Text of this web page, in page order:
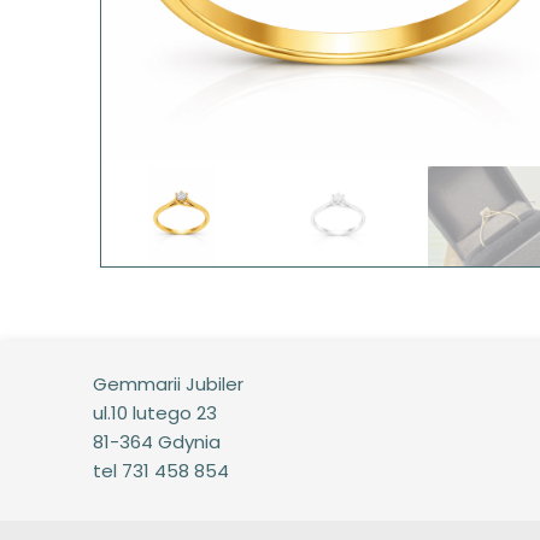
Gemmarii Jubiler
ul.10 lutego 23
81-364 Gdynia
tel 731 458 854